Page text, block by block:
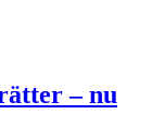
– nu